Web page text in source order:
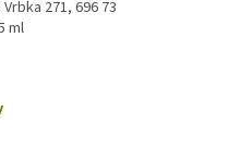
271, 696 73
ml